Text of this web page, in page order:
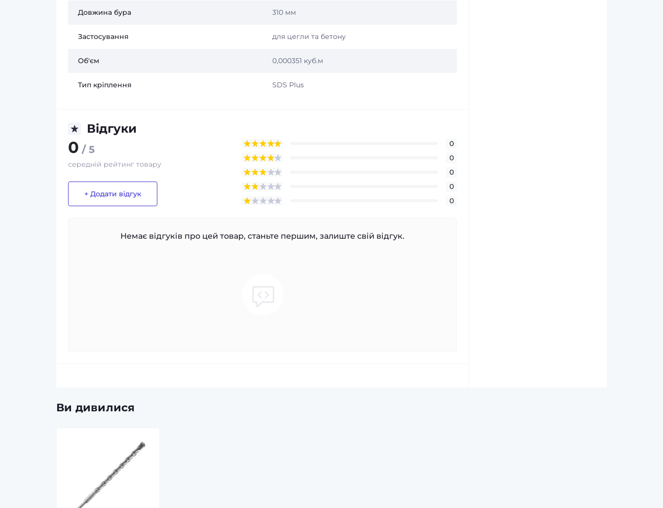
Довжина бура 310 мм
Застосування для цегли та бетону
Об'єм 0,000351 куб.м
Тип кріплення SDS Plus
Відгуки
0 / 5
середній рейтинг товару
+ Додати відгук
0
0
0
0
0
Немає відгуків про цей товар, станьте першим, залиште свій відгук.
Ви дивилися